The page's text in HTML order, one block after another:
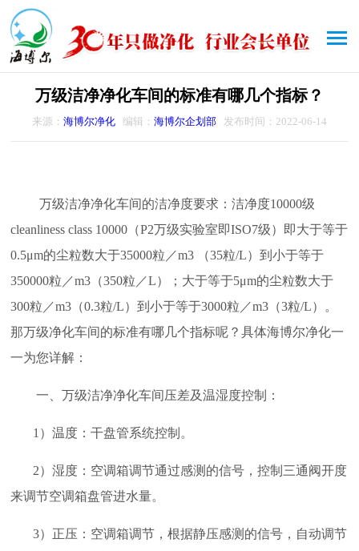
万级洁净净化车间的标准有哪几个指标？
来源： 海博尔净化编辑： 海博尔企划部发布时间：2022-06-14
万级洁净净化车间的洁净度要求：洁净度10000级
cleanliness class 10000（P2万级实验室即ISO7级）即大于等于
0.5μm的尘粒数大于35000粒／m3 （35粒/L）到小于等于
350000粒／m3（350粒／L）；大于等于5μm的尘粒数大于
300粒／m3（0.3粒/L）到小于等于3000粒／m3（3粒/L）。
那万级净化车间的标准有哪几个指标呢？具体海博尔净化一
一为您详解：
一、万级洁净净化车间压差及温湿度控制：
1）温度：干盘管系统控制。
2）湿度：空调箱调节通过感测的信号，控制三通阀开度
来调节空调箱盘管进水量。
3）正压：空调箱调节，根据静压感测的信号，自动调节